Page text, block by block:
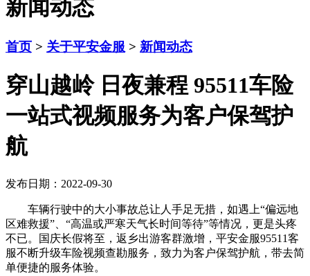
新闻动态
首页 > 关于平安金服 > 新闻动态
穿山越岭 日夜兼程 95511车险
一站式视频服务为客户保驾护
航
发布日期：2022-09-30
车辆行驶中的大小事故总让人手足无措，如遇上“偏远地
区难救援”、“高温或严寒天气长时间等待”等情况，更是头疼
不已。国庆长假将至，返乡出游客群激增，平安金服95511客
服不断升级车险视频查勘服务，致力为客户保驾护航，带去简
单便捷的服务体验。